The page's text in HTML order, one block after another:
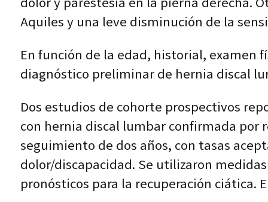
Aquiles y una leve disminución de la
En función de la edad, historial, examen
diagnóstico preliminar de hernia discal
Dos estudios de cohorte prospectivos
con hernia discal lumbar confirmada por
seguimiento de dos años, con tasas
dolor/discapacidad. Se utilizaron
pronósticos para la recuperación ciática.